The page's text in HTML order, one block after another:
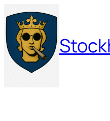
Hoppa
till
innehåll